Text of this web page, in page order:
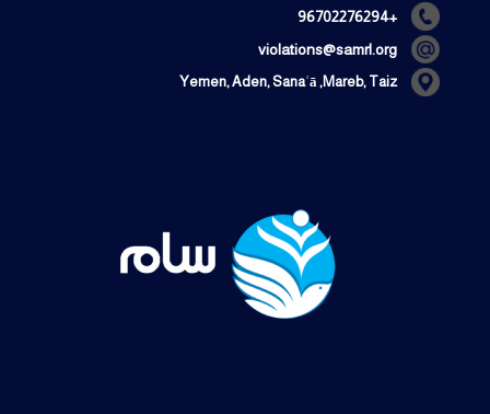
+96702276294
violations@samrl.org
Yemen, Aden, Sanaʿā ,Mareb, Taiz